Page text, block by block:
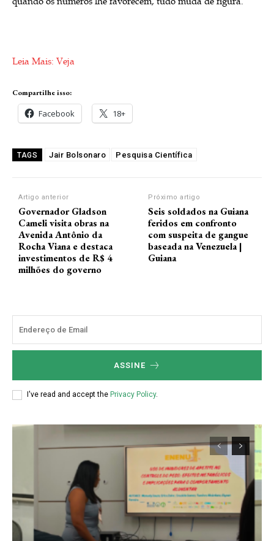
Leia Mais: Veja
Compartilhe isso:
Facebook 18+
TAGS Jair Bolsonaro Pesquisa Científica
Artigo anterior
Governador Gladson
Cameli visita obras na
Avenida Antônio da
Rocha Viana e destaca
investimentos de R$ 4
milhões do governo
Próximo artigo
Seis soldados na Guiana
feridos em confronto
com suspeita de gangue
baseada na Venezuela |
Guiana
ASSINE
I've read and accept the Privacy Policy.